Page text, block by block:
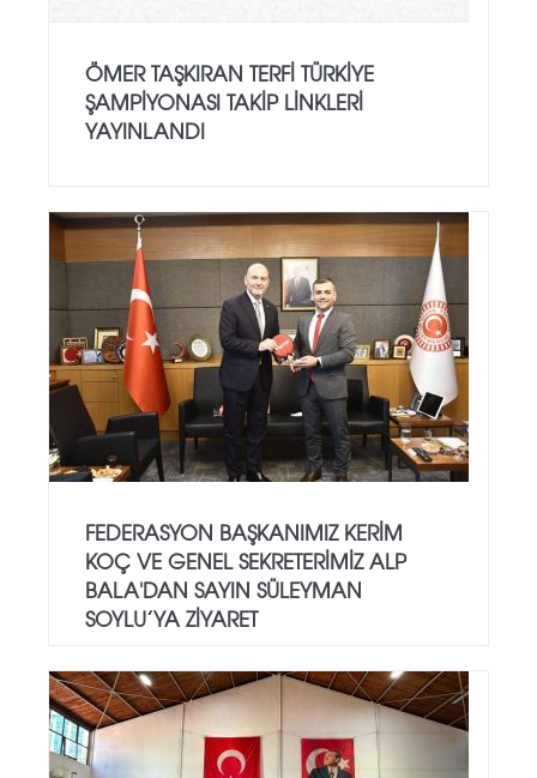
ÖMER TAŞKIRAN TERFI TÜRKIYE
ŞAMPIYONASI TAKIP LINKLERI
YAYINLANDI
FEDERASYON BAŞKANIMIZ KERIM
KOÇ VE GENEL SEKRETERIMIZ ALP
BALA'DAN SAYIN SÜLEYMAN
SOYLU’YA ZIYARET